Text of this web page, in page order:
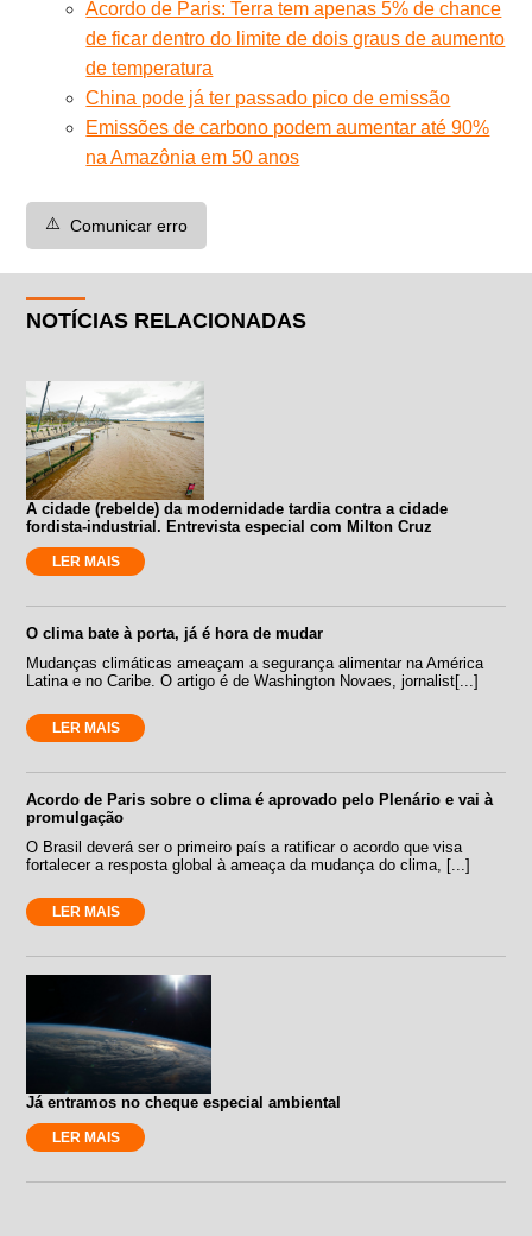
Acordo de Paris: Terra tem apenas 5% de chance
de ficar dentro do limite de dois graus de aumento
de temperatura
China pode já ter passado pico de emissão
Emissões de carbono podem aumentar até 90%
na Amazônia em 50 anos
⚠️ Comunicar erro
NOTÍCIAS RELACIONADAS
A cidade (rebelde) da modernidade tardia contra a cidade
fordista-industrial. Entrevista especial com Milton Cruz
LER MAIS
O clima bate à porta, já é hora de mudar
Mudanças climáticas ameaçam a segurança alimentar na América
Latina e no Caribe. O artigo é de Washington Novaes, jornalist[...]
LER MAIS
Acordo de Paris sobre o clima é aprovado pelo Plenário e vai à
promulgação
O Brasil deverá ser o primeiro país a ratificar o acordo que visa
fortalecer a resposta global à ameaça da mudança do clima, [...]
LER MAIS
Já entramos no cheque especial ambiental
LER MAIS